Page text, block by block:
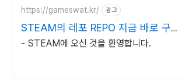
https://gameswat.kr/ 광고
STEAM의 레포 REPO 지금 바로 구매
하기
- STEAM에 오신 것을 환영합니다.